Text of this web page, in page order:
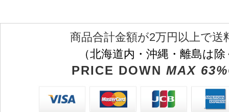
商品合計金額が2万円以上で送
（北海道内・沖縄・離島は
PRICE DOWN MAX